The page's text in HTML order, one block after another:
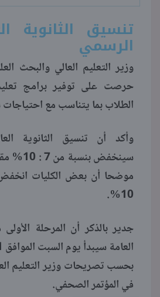
الرسمي
وزير التعليم العالي والبحث
حرصت على توفير برامج
الطلاب بما يتناسب مع
وأكد أن تنسيق الثانوية
سينخفض
موضحا أن بعض الكليات
10%.
جدير بالذكر أن المرحلة
بحسب تصريحات وزير التعليم
في المؤتمر الصحفي.